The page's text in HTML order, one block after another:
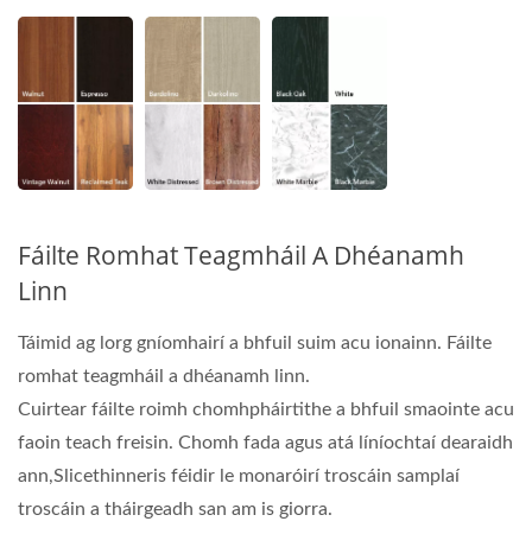
Fáilte Romhat Teagmháil A Dhéanamh
Linn
Táimid ag lorg gníomhairí a bhfuil suim acu ionainn. Fáilte
romhat teagmháil a dhéanamh linn.
Cuirtear fáilte roimh chomhpháirtithe a bhfuil smaointe acu
faoin teach freisin. Chomh fada agus atá líníochtaí dearaidh
ann,Slicethinneris féidir le monaróirí troscáin samplaí
troscáin a tháirgeadh san am is giorra.